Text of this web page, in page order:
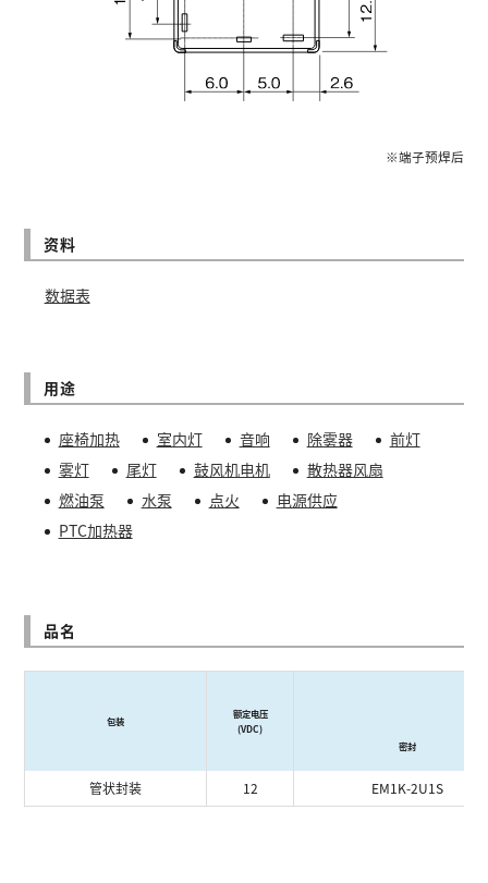
※端子预焊后
资料
数据表
用途
座椅加热 室内灯 音响 除雾器
前灯
雾灯
尾灯 鼓风机电机
散热器风扇
燃油泵
水泵 点火
电源供应
PTC加热器
品名
包装
额定电压
(VDC)
密封
管状封装 12 EM1K-2U1S